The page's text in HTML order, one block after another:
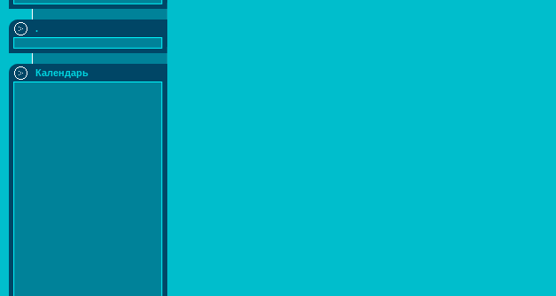
.
Календарь